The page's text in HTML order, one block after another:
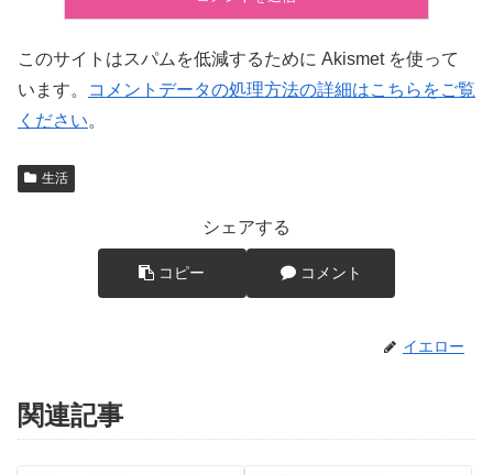
このサイトはスパムを低減するために Akismet を使って
います。
コメントデータの処理方法の詳細はこちらをご覧
ください。
生活
シェアする
コピー コメント
イエロー
関連記事